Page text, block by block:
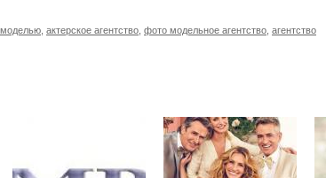
моделью актерское агентство фото модельное агентство агентство